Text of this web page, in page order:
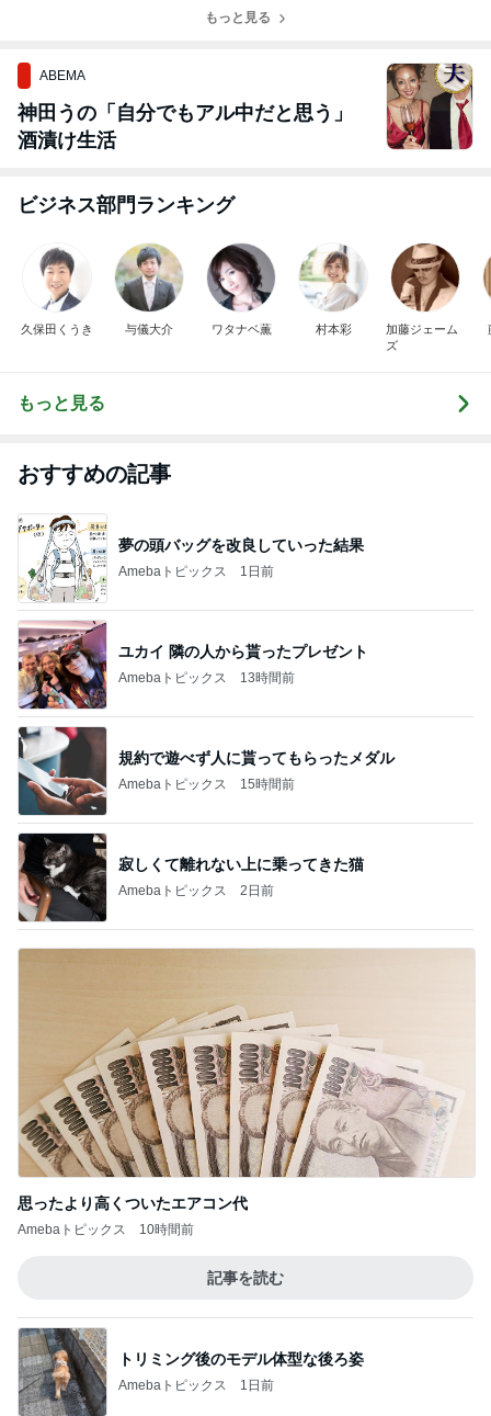
もっと見る
ABEMA
神田うの「自分でもアル中だと思う」
酒漬け生活
ビジネス部門ランキング
久保田くうき 与儀大介 ワタナベ薫 村本彩
加藤ジェーム
ズ
もっと見る
おすすめの記事
夢の頭バッグを改良していった結果
Amebaトピックス 1日前
ユカイ 隣の人から貰ったプレゼント
Amebaトピックス 13時間前
規約で遊べず人に貰ってもらったメダル
Amebaトピックス 15時間前
寂しくて離れない上に乗ってきた猫
Amebaトピックス 2日前
思ったより高くついたエアコン代
Amebaトピックス 10時間前
記事を読む
トリミング後のモデル体型な後ろ姿
Amebaトピックス 1日前